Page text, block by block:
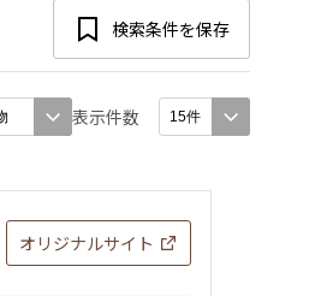
検索条件を保存
表示件数
オリジナルサイト